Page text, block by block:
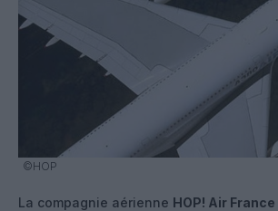
©HOP
La compagnie aérienne HOP! Air France